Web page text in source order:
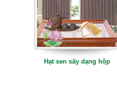
Hạt sen sấy dạng hộp